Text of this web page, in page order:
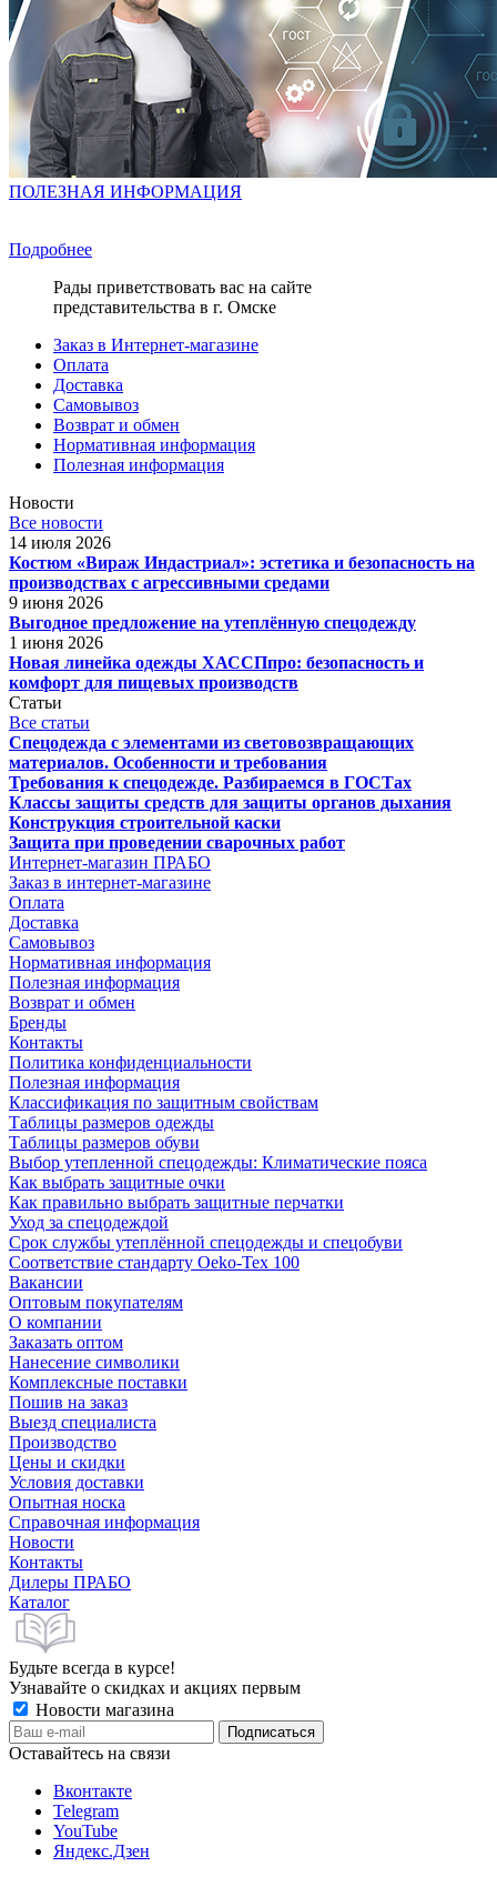
ПОЛЕЗНАЯ ИНФОРМАЦИЯ
Подробнее
Рады приветствовать вас на сайте
представительства в г. Омске
Заказ в Интернет-магазине
Оплата
Доставка
Самовывоз
Возврат и обмен
Нормативная информация
Полезная информация
Новости
Все новости
14 июля 2026
Костюм «Вираж Индастриал»: эстетика и безопасность на
производствах с агрессивными средами
9 июня 2026
Выгодное предложение на утеплённую спецодежду
1 июня 2026
Новая линейка одежды ХАССПпро: безопасность и
комфорт для пищевых производств
Статьи
Все статьи
Спецодежда с элементами из световозвращающих
материалов. Особенности и требования
Требования к спецодежде. Разбираемся в ГОСТах
Классы защиты средств для защиты органов дыхания
Конструкция строительной каски
Защита при проведении сварочных работ
Интернет-магазин ПРАБО
Заказ в интернет-магазине
Оплата
Доставка
Самовывоз
Нормативная информация
Полезная информация
Возврат и обмен
Бренды
Контакты
Политика конфиденциальности
Полезная информация
Классификация по защитным свойствам
Таблицы размеров одежды
Таблицы размеров обуви
Выбор утепленной спецодежды: Климатические пояса
Как выбрать защитные очки
Как правильно выбрать защитные перчатки
Уход за спецодеждой
Срок службы утеплённой спецодежды и спецобуви
Соответствие стандарту Oeko-Tex 100
Вакансии
Оптовым покупателям
О компании
Заказать оптом
Нанесение символики
Комплексные поставки
Пошив на заказ
Выезд специалиста
Производство
Цены и скидки
Условия доставки
Опытная носка
Справочная информация
Новости
Контакты
Дилеры ПРАБО
Каталог
Будьте всегда в курсе!
Узнавайте о скидках и акциях первым
Новости магазина
Оставайтесь на связи
Вконтакте
Telegram
YouTube
Яндекс.Дзен